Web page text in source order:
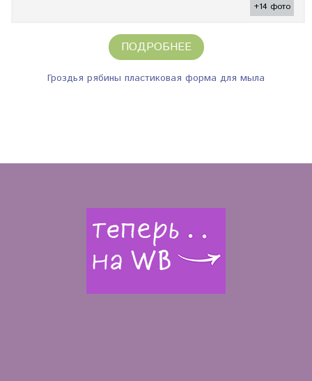
+14 фото
ПОДРОБНЕЕ
Гроздья рябины пластиковая форма для мыла